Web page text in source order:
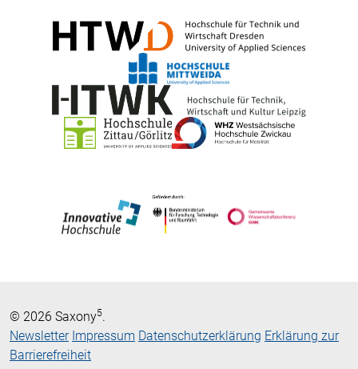
© 2026 Saxony5.
Newsletter Impressum Datenschutzerklärung Erklärung zur
Barrierefreiheit